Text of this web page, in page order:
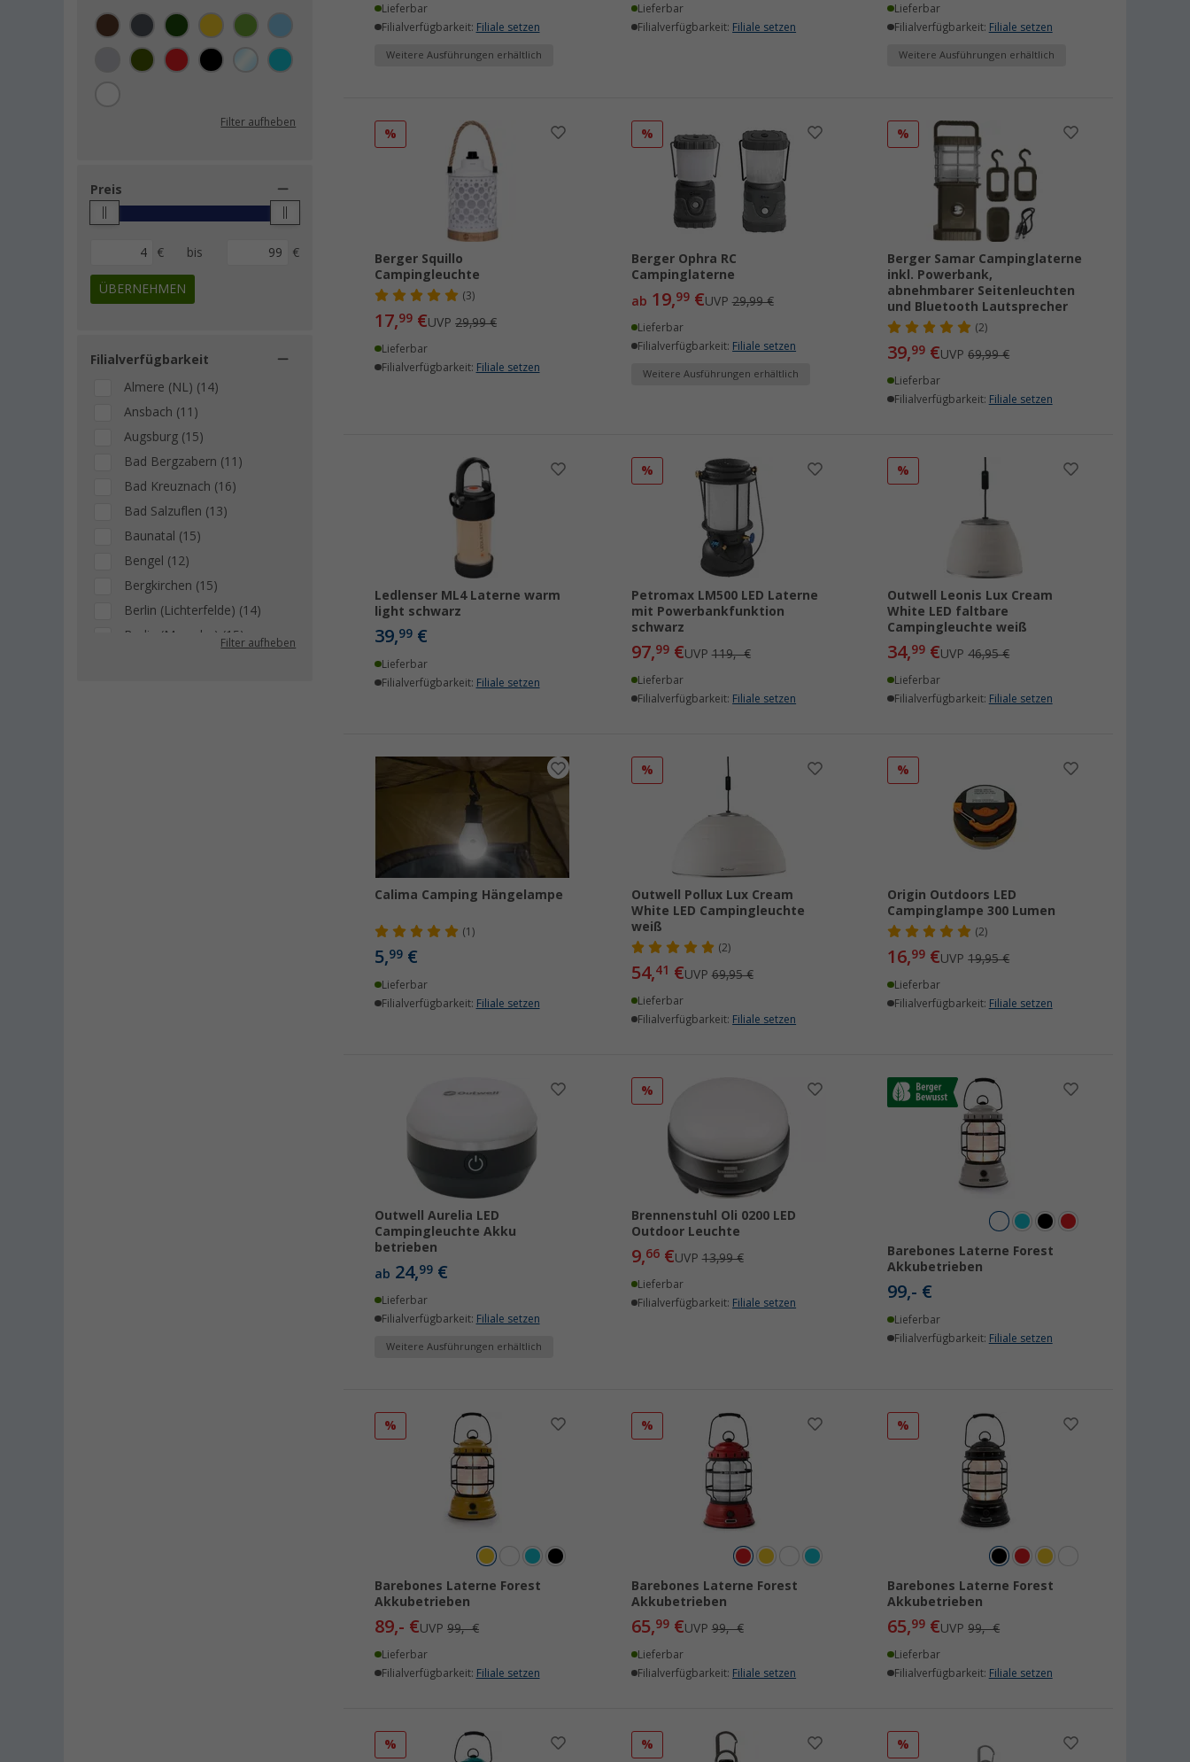
Petromax (1)
Filter aufheben
Preis
€ bis €
ÜBERNEHMEN
Filialverfügbarkeit
Almere (NL) (14)
Ansbach (11)
Augsburg (15)
Bad Bergzabern (11)
Bad Kreuznach (16)
Bad Salzuflen (13)
Baunatal (15)
Bengel (12)
Bergkirchen (15)
Berlin (Lichterfelde) (14)
Berlin (Marzahn) (15)
Filter aufheben
Lieferbar
Filialverfügbarkeit: Filiale setzen
Weitere Ausführungen erhältlich
Lieferbar
Filialverfügbarkeit: Filiale setzen
Lieferbar
Filialverfügbarkeit: Filiale setzen
Weitere Ausführungen erhältlich
%
Berger Squillo
Campingleuchte
(3)
17,99 €UVP29,99 €
Lieferbar
Filialverfügbarkeit: Filiale setzen
%
Berger Ophra RC
Campinglaterne
ab 19,99€UVP29,99 €
Lieferbar
Filialverfügbarkeit: Filiale setzen
Weitere Ausführungen erhältlich
%
Berger Samar Campinglaterne
inkl. Powerbank,
abnehmbarer Seitenleuchten
und Bluetooth Lautsprecher
(2)
39,99 €UVP69,99 €
Lieferbar
Filialverfügbarkeit: Filiale setzen
Ledlenser ML4 Laterne warm
light schwarz
39,99 €
Lieferbar
Filialverfügbarkeit: Filiale setzen
%
Petromax LM500 LED Laterne
mit Powerbankfunktion
schwarz
97,99€UVP119,- €
Lieferbar
Filialverfügbarkeit: Filiale setzen
%
Outwell Leonis Lux Cream
White LED faltbare
Campingleuchte weiß
34,99 €UVP46,95 €
Lieferbar
Filialverfügbarkeit: Filiale setzen
Calima Camping Hängelampe
(1)
5,99 €
Lieferbar
Filialverfügbarkeit: Filiale setzen
%
Outwell Pollux Lux Cream
White LED Campingleuchte
weiß
(2)
54,41 €UVP69,95 €
Lieferbar
Filialverfügbarkeit: Filiale setzen
%
Origin Outdoors LED
Campinglampe 300 Lumen
(2)
16,99 €UVP19,95 €
Lieferbar
Filialverfügbarkeit: Filiale setzen
Outwell Aurelia LED
Campingleuchte Akku
betrieben
ab 24,99 €
Lieferbar
Filialverfügbarkeit: Filiale setzen
Weitere Ausführungen erhältlich
%
Brennenstuhl Oli 0200 LED
Outdoor Leuchte
9,66€UVP13,99 €
Lieferbar
Filialverfügbarkeit: Filiale setzen
Barebones Laterne Forest
Akkubetrieben
99,- €
Lieferbar
Filialverfügbarkeit: Filiale setzen
%
Barebones Laterne Forest
Akkubetrieben
89,- €UVP99,- €
Lieferbar
Filialverfügbarkeit: Filiale setzen
%
Barebones Laterne Forest
Akkubetrieben
65,99€UVP99,- €
Lieferbar
Filialverfügbarkeit: Filiale setzen
%
Barebones Laterne Forest
Akkubetrieben
65,99 €UVP99,- €
Lieferbar
Filialverfügbarkeit: Filiale setzen
% % %